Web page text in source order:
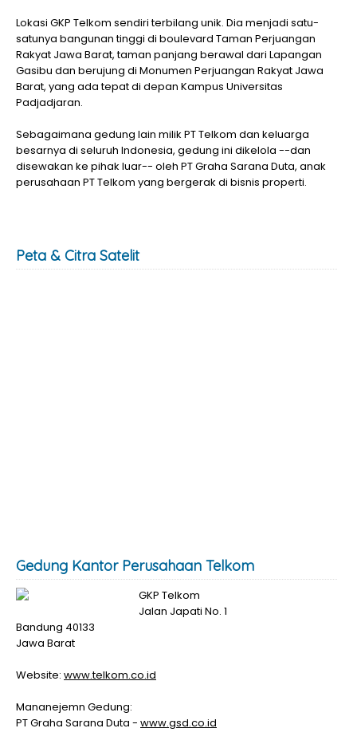
Lokasi GKP Telkom sendiri terbilang unik. Dia menjadi satu-
satunya bangunan tinggi di boulevard Taman Perjuangan
Rakyat Jawa Barat, taman panjang berawal dari Lapangan
Gasibu dan berujung di Monumen Perjuangan Rakyat Jawa
Barat, yang ada tepat di depan Kampus Universitas
Padjadjaran.
Sebagaimana gedung lain milik PT Telkom dan keluarga
besarnya di seluruh Indonesia, gedung ini dikelola --dan
disewakan ke pihak luar-- oleh PT Graha Sarana Duta, anak
perusahaan PT Telkom yang bergerak di bisnis properti.
Peta & Citra Satelit
Gedung Kantor Perusahaan Telkom
GKP Telkom
Jalan Japati No. 1
Bandung 40133
Jawa Barat
Website: www.telkom.co.id
Mananejemn Gedung:
PT Graha Sarana Duta - www.gsd.co.id